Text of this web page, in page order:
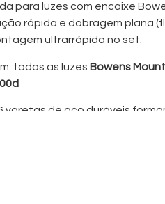
para luzes com encaixe
rápida e dobragem plana
ultrarrápida no set.
todas as luzes Bowens Mount
varetas de aço duráveis
perfeitamente